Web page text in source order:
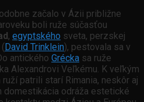
začalo v Ázii približne
boli ruže súčasťou
, egyptského sveta, perzskej
David Trinklein), pestovala sa v
antického Grécka sa ruže
Alexandrovi Veľkému. K veľkým
patrili starí Rimania, neskôr aj
domestikácia odráža estetické